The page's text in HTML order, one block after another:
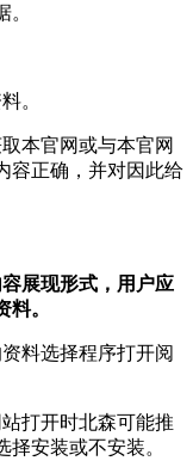
。
本官网或与本官网
容正确，并对因此给
展现形式，用户应
。
料选择程序打开阅
打开时北森可能推
安装或不安装。